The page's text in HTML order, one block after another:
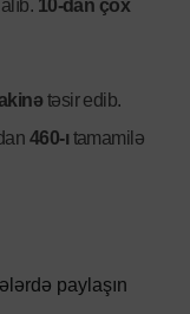
10-dan çox
təsir edib.
460-ı tamamilə
paylaşın